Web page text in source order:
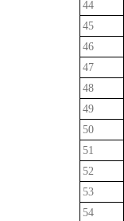
44
45
46
47
48
49
50
51
52
53
54